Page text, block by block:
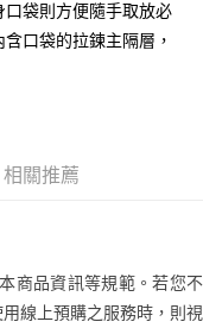
每月結算日後寄送繳費提
灣大直營門市／銀行轉
繳交帳款。
核對及更正。
轉至「AFTEE先享後付」
結帳。
有效，需透過AFTEE先享
support/home
先享後付」服務完成之交
袋則方便隨手取放必
口袋的拉鍊主隔層，
相關推薦
商品資訊等規範。若您不
線上預購之服務時，則視